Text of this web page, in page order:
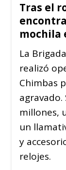
Tras el
mochila
La
realizó
Chimbas
millones,
un
y
relojes.